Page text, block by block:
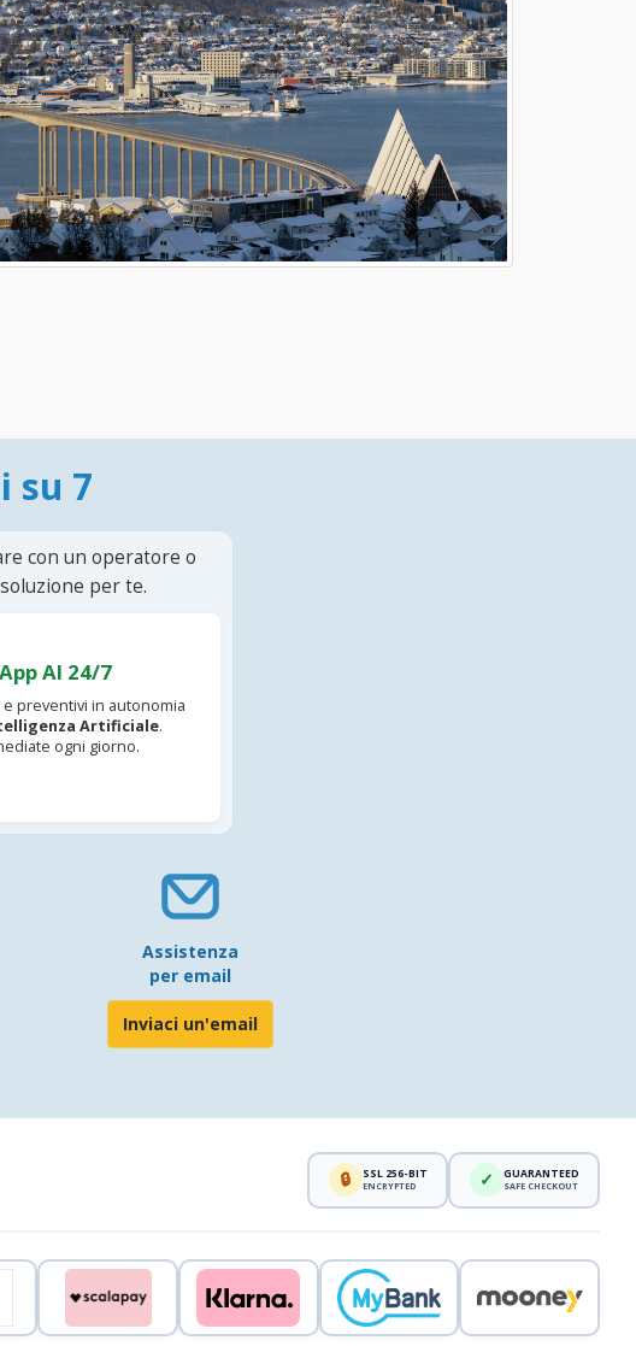
su 7
con un operatore o
per te.
AI 24/7
preventivi in autonomia
Artificiale.
ogni giorno.
Assistenza
per email
Inviaci un'email
🔒 SSL 256-BIT
ENCRYPTED ✓ GUARANTEED
SAFE CHECKOUT